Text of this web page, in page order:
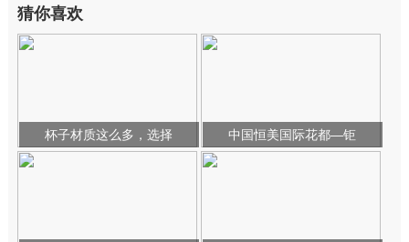
猜你喜欢
杯子材质这么多，选择 中国恒美国际花都—钜